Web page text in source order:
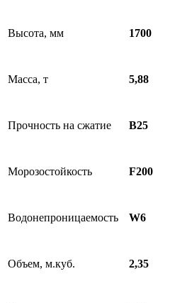
Высота, мм 1700
Масса, т 5,88
Прочность на сжатие B25
Морозостойкость F200
Водонепроницаемость W6
Объем, м.куб. 2,35